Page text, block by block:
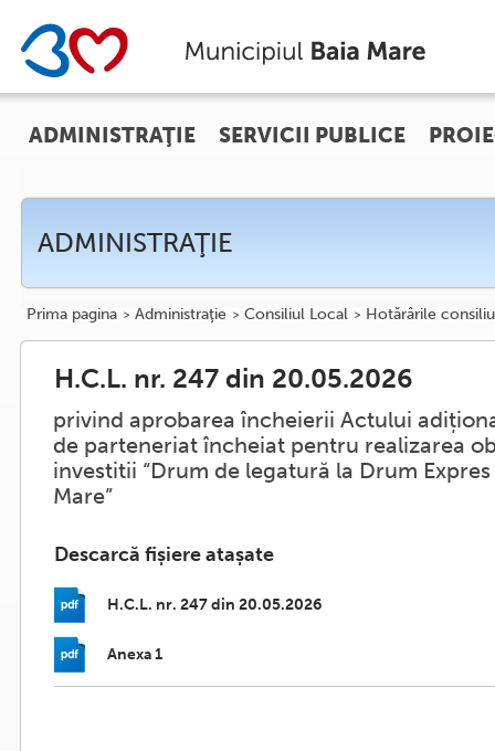
ADMINISTRAŢIE
Prima pagina Administraţie Consiliul Local Hotărârile
H.C.L. nr. 247 din 20.05.2026
privind aprobarea încheierii Actului
de parteneriat încheiat pentru realizarea
investitii “Drum de legatură la Drum
Mare”
Descarcă fișiere atașate
H.C.L. nr. 247 din 20.05.2026
Anexa 1
ADMINISTRAŢIE SERVICII PUBLICE